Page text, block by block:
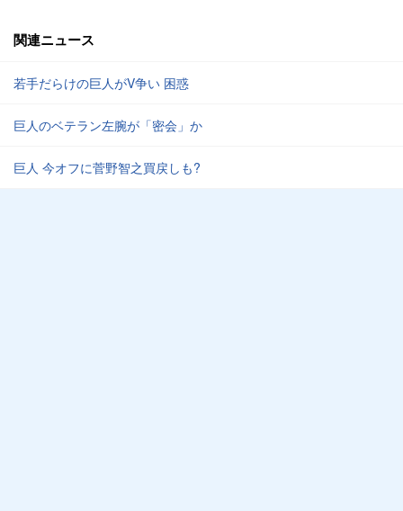
関連ニュース
若手だらけの巨人がV争い 困惑
巨人のベテラン左腕が「密会」か
巨人 今オフに菅野智之買戻しも?